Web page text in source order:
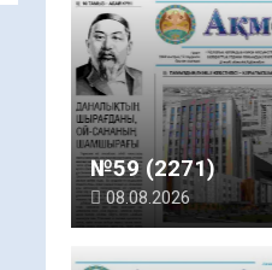
№59 (2271)
08.08.2026